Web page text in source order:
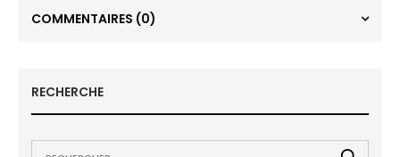
COMMENTAIRES (0)
RECHERCHE